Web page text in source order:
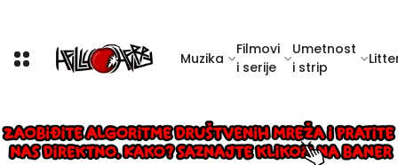
Muzika
Filmovi
i serije
Umetnost
i strip